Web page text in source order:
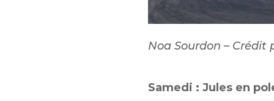
Noa Sourdon –
Samedi : Jules en